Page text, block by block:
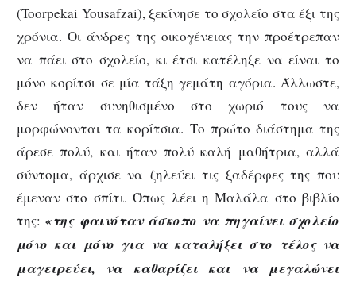
(Toorpekai Yousafzai), ξεκίνησε το σχολείο στα έξι της
χρόνια. Οι άνδρες της οικογένειας την προέτρεπαν
να πάει στο σχολείο, κι έτσι κατέληξε να είναι το
μόνο κορίτσι σε μία τάξη γεμάτη αγόρια. Άλλωστε,
δεν ήταν συνηθισμένο στο χωριό τους να
μορφώνονται τα κορίτσια. Το πρώτο διάστημα της
άρεσε πολύ, και ήταν πολύ καλή μαθήτρια, αλλά
σύντομα, άρχισε να ζηλεύει τις ξαδέρφες της που
έμεναν στο σπίτι. Όπως λέει η Μαλάλα στο βιβλίο
της:«της φαινόταν άσκοπο να πηγαίνει σχολείο
μόνο και μόνο για να καταλήξει στο τέλος να
μαγειρεύει, να καθαρίζει και να μεγαλώνει